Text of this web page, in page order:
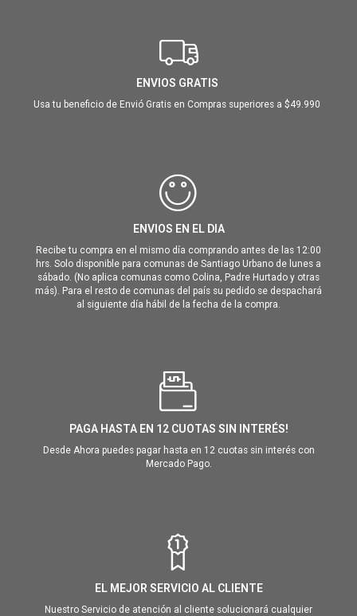
ENVIOS GRATIS
Usa tu beneficio de Envió Gratis en Compras superiores a $49.990
ENVIOS EN EL DIA
Recibe tu compra en el mismo día comprando antes de las 12:00
hrs. Solo disponible para comunas de Santiago Urbano de lunes a
sábado. (No aplica comunas como Colina, Padre Hurtado y otras
más). Para el resto de comunas del país su pedido se despachará
al siguiente día hábil de la fecha de la compra.
PAGA HASTA EN 12 CUOTAS SIN INTERÉS!
Desde Ahora puedes pagar hasta en 12 cuotas sin interés con
Mercado Pago.
EL MEJOR SERVICIO AL CLIENTE
Nuestro Servicio de atención al cliente solucionará cualquier